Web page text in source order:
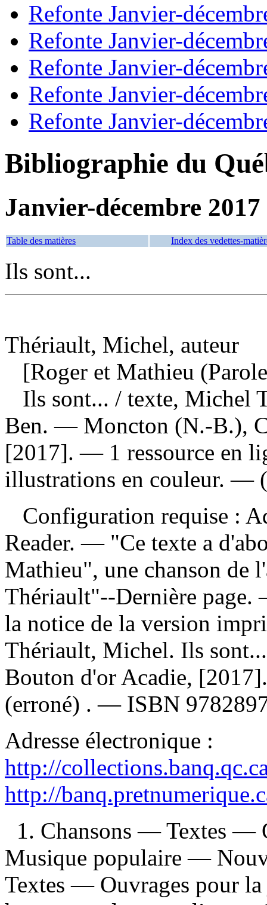
Refonte Janvier-
Refonte Janvier-
Refonte Janvier-
Refonte Janvier-
Refonte Janvier-
Bibliographie du
Janvier-décembre 2017
Table des matières Index des vedettes-
Ils sont...
Thériault, Michel, auteur
[Roger et Mathieu
Ils sont... / texte, Michel
Ben. — Moncton (N.-B.),
[2017]. — 1 ressource en
illustrations en couleur. —
Configuration requise :
Reader. — "Ce texte a
Mathieu", une chanson de
Thériault"--Dernière
la notice de la version
Thériault, Michel. Ils
Bouton d'or Acadie,
(erroné) . — ISBN
Adresse électronique :
http://
http://
1. Chansons — Textes —
Musique populaire —
Textes — Ouvrages pour la